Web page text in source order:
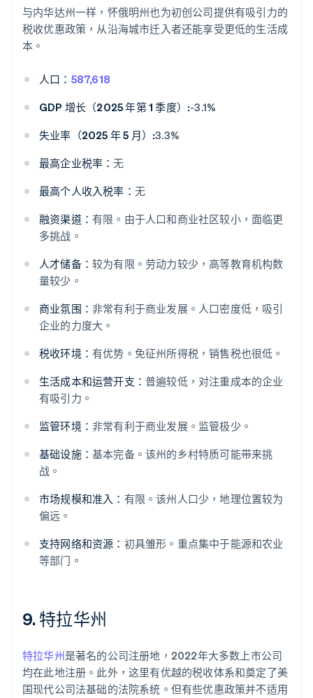
与内华达州一样，怀俄明州也为初创公司提供有吸引力的
税收优惠政策，从沿海城市迁入者还能享受更低的生活成
本。
人口： 587,618
GDP 增长（2025 年第 1 季度）:-3.1%
失业率（2025 年 5 月）:3.3%
最高企业税率：无
最高个人收入税率： 无
融资渠道： 有限。由于人口和商业社区较小，面临更
多挑战。
人才储备： 较为有限。劳动力较少，高等教育机构数
量较少。
商业氛围： 非常有利于商业发展。人口密度低，吸引
企业的力度大。
税收环境： 有优势。免征州所得税，销售税也很低。
生活成本和运营开支： 普遍较低，对注重成本的企业
有吸引力。
监管环境： 非常有利于商业发展。监管极少。
基础设施： 基本完备。该州的乡村特质可能带来挑
战。
市场规模和准入： 有限。该州人口少，地理位置较为
偏远。
支持网络和资源： 初具雏形。重点集中于能源和农业
等部门。
9. 特拉华州
特拉华州是著名的公司注册地，2022年大多数上市公司
均在此地注册。此外，这里有优越的税收体系和奠定了美
国现代公司法基础的法院系统。但有些优惠政策并不适用